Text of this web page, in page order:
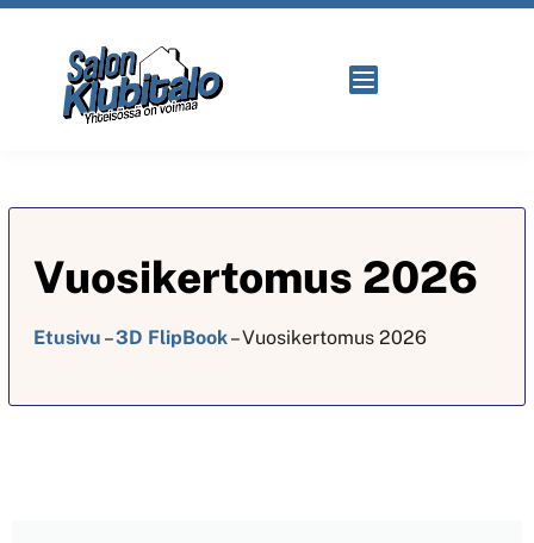
Vuosikertomus 2026
Etusivu –3D FlipBook–Vuosikertomus 2026